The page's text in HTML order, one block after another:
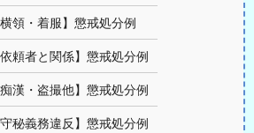
横領・着服】懲戒処分例
依頼者と関係】懲戒処分例
痴漢・盗撮他】懲戒処分例
守秘義務違反】懲戒処分例